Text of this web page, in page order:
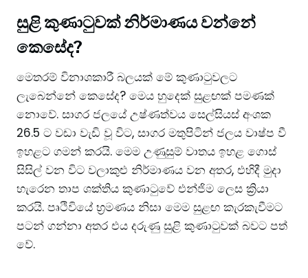
සුළි කුණාටුවක් නිර්මාණය වන්නේ
කෙසේද?
මෙතරම් විනාශකාරී බලයක් මේ කුණාටුවලට
ලැබෙන්නේ කෙසේද? මෙය හුදෙක් සුළඟක් පමණක්
නොවේ. සාගර ජලයේ උෂ්ණත්වය සෙල්සියස් අංශක
26.5 ට වඩා වැඩි වූ විට, සාගර මතුපිටින් ජලය වාෂ්ප වී
ඉහළට ගමන් කරයි. මෙම උණුසුම් වාතය ඉහළ ගොස්
සිසිල් වන විට වලාකුළු නිර්මාණය වන අතර, එහිදී මුදා
හැරෙන තාප ශක්තිය කුණාටුවේ එන්ජිම ලෙස ක්‍රියා
කරයි. පෘථිවියේ භ්‍රමණය නිසා මෙම සුළඟ කැරකැවීමට
පටන් ගන්නා අතර එය දරුණු සුළි කුණාටුවක් බවට පත්
වේ.